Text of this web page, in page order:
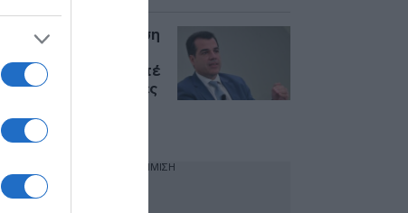
Πλεύρης: “Η υπόθεση
εγκαταλείφθηκε ποτέ
– Οι μεταναστευτικές
κατά περίπου 33%”
ΔΙΑΦΗΜΙΣΗ